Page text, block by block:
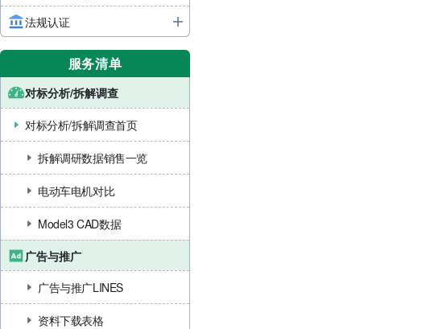
法规认证
服务清单
对标分析/拆解调查
对标分析/拆解调查首页
拆解调研数据销售一览
电动车电机对比
Model3 CAD数据
广告与推广
广告与推广LINES
资料下载表格